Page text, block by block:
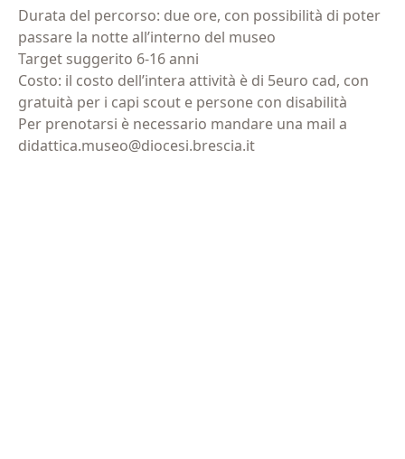
Durata del percorso: due ore, con possibilità di poter
passare la notte all’interno del museo
Target suggerito 6-16 anni
Costo: il costo dell’intera attività è di 5euro cad, con
gratuità per i capi scout e persone con disabilità
Per prenotarsi è necessario mandare una mail a
didattica.museo@diocesi.brescia.it